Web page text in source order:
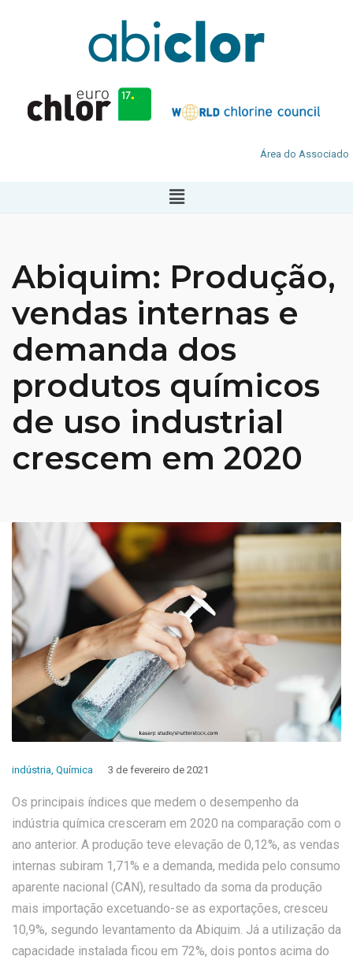
Área do Associado
Abiquim: Produção,
vendas internas e
demanda dos
produtos químicos
de uso industrial
crescem em 2020
indústria, Química 3 de fevereiro de 2021
Os principais índices que medem o desempenho da
indústria química cresceram em 2020 na comparação com o
ano anterior. A produção teve elevação de 0,12%, as vendas
internas subiram 1,71% e a demanda, medida pelo consumo
aparente nacional (CAN), resultado da soma da produção
mais importação excetuando-se as exportações, cresceu
10,9%, segundo levantamento da Abiquim. Já a utilização da
capacidade instalada ficou em 72%, dois pontos acima do